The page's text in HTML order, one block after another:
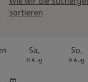
sortieren
Sa,
8 Aug
So,
9 Aug